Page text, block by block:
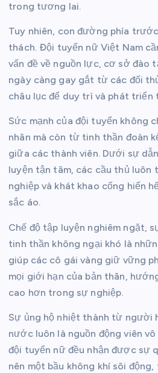
trong tương lai.
Tuy nhiên, con đường phía
thách. Đội tuyển nữ Việt Nam
vấn đề về nguồn lực, cơ sở đào
ngày càng gay gắt từ các đối
châu lục để duy trì và phát triển
Sức mạnh của đội tuyển không
nhân mà còn từ tinh thần đoàn
giữa các thành viên. Dưới sự
luyện tận tâm, các cầu thủ luôn
nghiệp và khát khao cống hiến
sắc áo.
Chế độ tập luyện nghiêm ngặt,
tinh thần không ngại khó là
giúp các cô gái vàng giữ vững
mọi giới hạn của bản thân,
cao hơn trong sự nghiệp.
Sự ủng hộ nhiệt thành từ người
nước luôn là nguồn động viên
đội tuyển nữ đều nhận được sự
nên một bầu không khí sôi